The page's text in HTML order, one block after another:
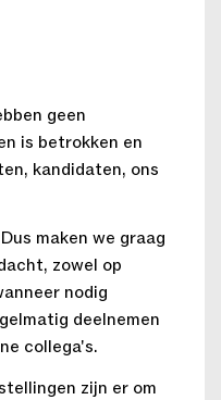
geen
is betrokken en
kandidaten, ons
Dus maken we graag
zowel op
nodig
deelnemen
collega's.
zijn er om